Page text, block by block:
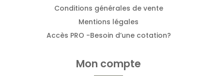
Conditions générales de vente
Mentions légales
Accès PRO -Besoin d’une cotation?
Mon compte